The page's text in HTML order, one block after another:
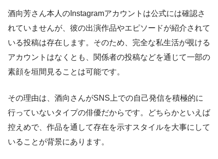
酒向芳さん本人のInstagramアカウントは公式には確認さ
れていませんが、彼の出演作品やエピソードが紹介されて
いる投稿は存在します。そのため、完全な私生活が覗ける
アカウントはなくとも、関係者の投稿などを通じて一部の
素顔を垣間見ることは可能です。
その理由は、酒向さんがSNS上での自己発信を積極的に
行っていないタイプの俳優だからです。どちらかといえば
控えめで、作品を通して存在を示すスタイルを大事にして
いることが背景にあります。